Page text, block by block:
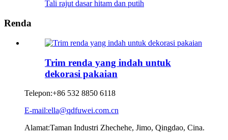
Tali rajut dasar hitam dan putih
Renda
Trim renda yang indah untuk
dekorasi pakaian
Telepon:+86 532 8850 6118
E-mail:ella@qdfuwei.com.cn
Alamat:Taman Industri Zhechehe, Jimo, Qingdao, Cina.